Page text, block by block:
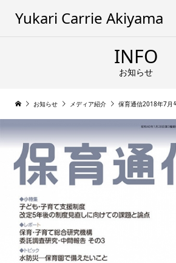
Yukari Carrie Akiyama
INFO
お知らせ
お知らせ メディア紹介 保育通信2018年7月号「